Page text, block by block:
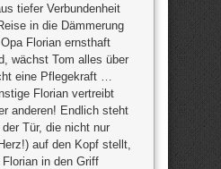
tiefer Verbundenheit
in die Dämmerung
Florian ernsthaft
wächst Tom alles über
eine Pflegekraft …
Florian vertreibt
anderen! Endlich steht
Tür, die nicht nur
auf den Kopf stellt,
in den Griff